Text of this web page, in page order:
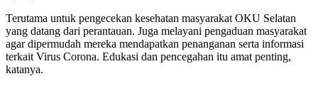
Terutama untuk pengecekan kesehatan masyarakat OKU Selatan
yang datang dari perantauan. Juga melayani pengaduan masyarakat
agar dipermudah mereka mendapatkan penanganan serta informasi
terkait Virus Corona. Edukasi dan pencegahan itu amat penting,
katanya.